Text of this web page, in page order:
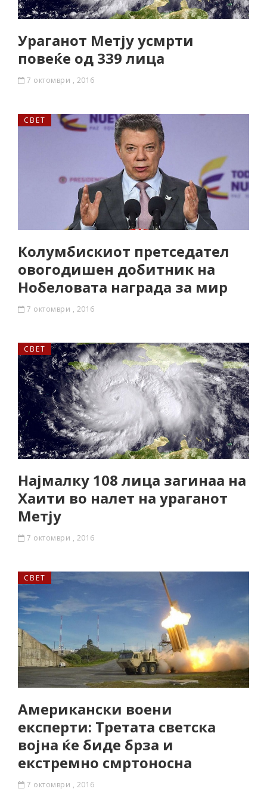
Ураганот Метју усмрти
повеќе од 339 лица
7 октомври , 2016
СВЕТ
Колумбискиот претседател
овогодишен добитник на
Нобеловата награда за мир
7 октомври , 2016
СВЕТ
Најмалку 108 лица загинаа на
Хаити во налет на ураганот
Метју
7 октомври , 2016
СВЕТ
Американски воени
експерти: Третата светска
војна ќе биде брза и
екстремно смртоносна
7 октомври , 2016